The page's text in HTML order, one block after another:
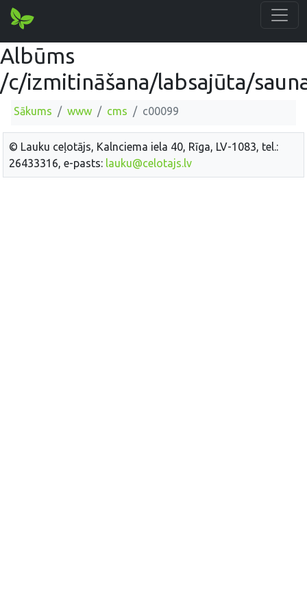
Albūms
/c/izmitināšana/labsajūta/
Sākums www cms c00099
© Lauku ceļotājs, Kalnciema iela 40, Rīga, LV-1083, tel.:
26433316, e-pasts: lauku@celotajs.lv